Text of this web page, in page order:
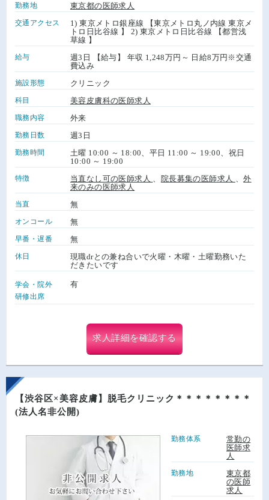
勤務地 東京都の医師求人
交通アクセス
1) 東京メトロ銀座線 【東京メトロ丸ノ内線 東京メ
トロ日比谷線 】 2) 東京メトロ日比谷線 【都営浅
草線 】
給与
週3日 【給与】 年収 1,248万円～ 日給8万円※交通
費込み
施設形態 クリニック
科目 美容皮膚科の医師求人
職務内容 外来
勤務日数 週3日
勤務時間
土曜 10:00 ～ 18:00、平日 11:00 ～ 19:00、祝日
10:00 ～ 19:00
特徴 当直なし可の医師求人 院長募集の医師求人 、外
来のみの医師求人
当直 無
オンコール 無
早番・遅番 無
休日
現職drとの兼ね合いで火曜・木曜・土曜勤務いた
だきたいです
学会・院外
研修出席
有
求人詳細を確認する
【渋谷区×美容皮膚】脱毛クリニック＊＊＊＊＊＊＊＊
(法人名非公開)
勤務体系
常勤の
医師求
人
勤務地
東京都
の医師
求人